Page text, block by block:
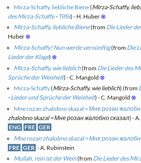
Mirza-Schaffy, liebliche Biene(Mirza-Schaffy,
des Mirza-Schaffy- Tiflis) - H. Huber ⊗
Mirza-Schaffy, liebliche Biene(from Die Lieder
Huber ⊗
Mirza-Schaffy! Nun werde vernünftig(from Die
Lieder der Klage) ⊗
Mirza-Schaffy, wie lieblich(from Die Lieder des
Sprüche der Weisheit) - C. Mangold ⊗
Mirza-Schaffy(Mirza-Schaffy, wie lieblich) (from
-Lieder und Sprüche der Weisheit) - C. Mangold ⊗
Mne rozan zhalobno skazal = Мне розан
zhalobno skazal = Мне розан жалобно сказал) -
ENG FRE GER
Mne rozan zhalobno skazal = Мне розан
FRE GER - A. Rubinstein
Mullah, rein ist der Wein(from Die Lieder des